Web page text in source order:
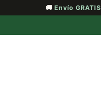
🚚Envío GRATIS